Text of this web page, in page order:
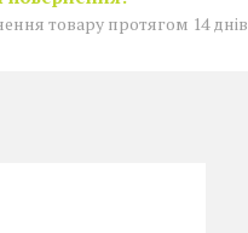
товару протягом 14 днів